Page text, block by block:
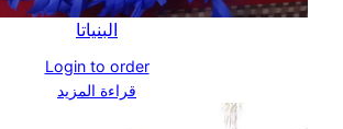
البنياتا
Login to order
قراءة المزيد